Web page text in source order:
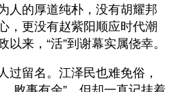
人的厚道纯朴，没有胡耀邦
，更没有赵紫阳顺应时代潮
来，“活”到谢幕实属侥幸。
过留名。江泽民也难免俗，